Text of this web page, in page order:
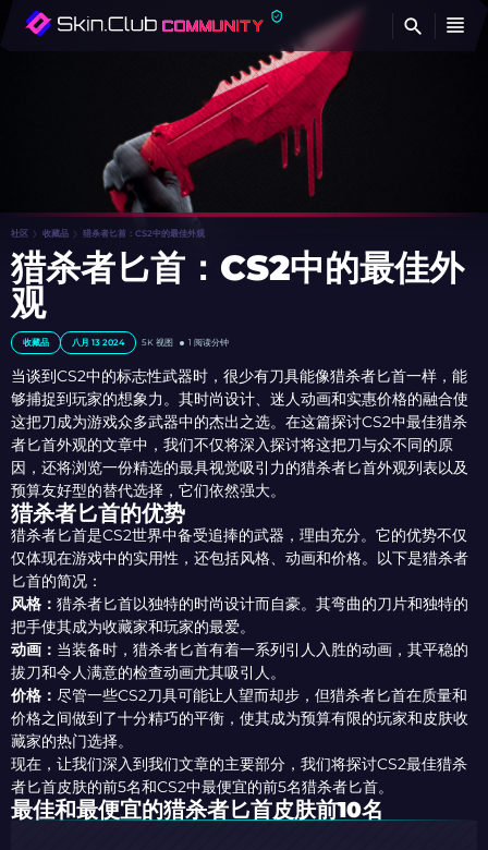
社区 收藏品 猎杀者匕首：CS2中的最佳外观
猎杀者匕首：CS2中的最佳外
观
收藏品 八月 13 2024 5K 视图 1 阅读分钟
当谈到CS2中的标志性武器时，很少有刀具能像猎杀者匕首一样，能
够捕捉到玩家的想象力。其时尚设计、迷人动画和实惠价格的融合使
这把刀成为游戏众多武器中的杰出之选。在这篇探讨CS2中最佳猎杀
者匕首外观的文章中，我们不仅将深入探讨将这把刀与众不同的原
因，还将浏览一份精选的最具视觉吸引力的猎杀者匕首外观列表以及
预算友好型的替代选择，它们依然强大。
猎杀者匕首的优势
猎杀者匕首是CS2世界中备受追捧的武器，理由充分。它的优势不仅
仅体现在游戏中的实用性，还包括风格、动画和价格。以下是猎杀者
匕首的简况：
风格： 猎杀者匕首以独特的时尚设计而自豪。其弯曲的刀片和独特的
把手使其成为收藏家和玩家的最爱。
动画： 当装备时，猎杀者匕首有着一系列引人入胜的动画，其平稳的
拔刀和令人满意的检查动画尤其吸引人。
价格： 尽管一些CS2刀具可能让人望而却步，但猎杀者匕首在质量和
价格之间做到了十分精巧的平衡，使其成为预算有限的玩家和皮肤收
藏家的热门选择。
现在，让我们深入到我们文章的主要部分，我们将探讨CS2最佳猎杀
者匕首皮肤的前5名和CS2中最便宜的前5名猎杀者匕首。
最佳和最便宜的猎杀者匕首皮肤前10名